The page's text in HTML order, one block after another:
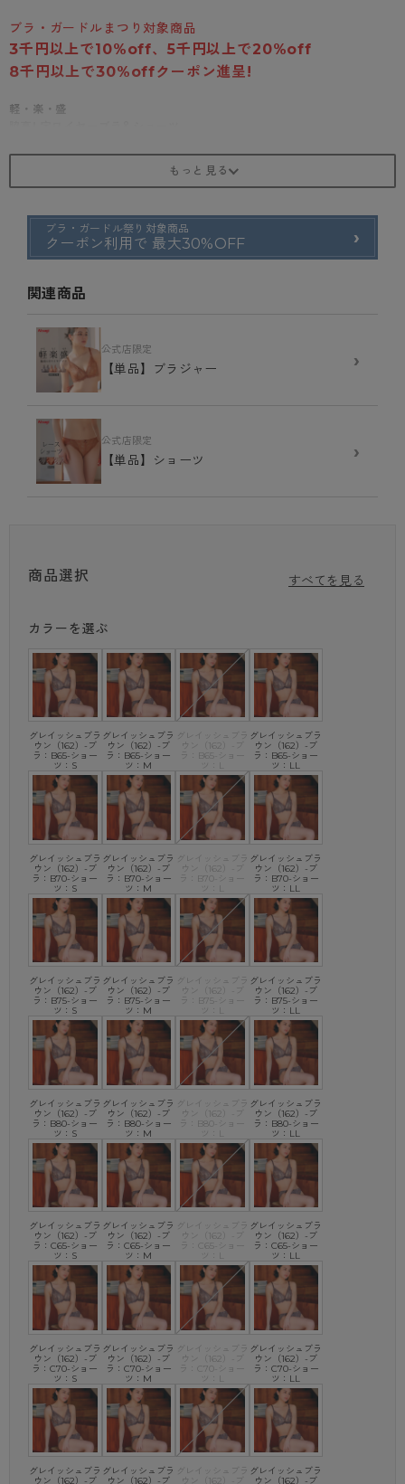
ブラ・ガードルまつり対象商品
3千円以上で10%off、5千円以上で20%off
8千円以上で30%offクーポン進呈!
軽・楽・盛
バストアップをサポート。上品な花模様が美しいブラ＆ショーツでエレガ
胸をきれいに寄せてくれるL字型のワイヤー
胸をサイドや斜め下から集めてカップに収めてくれるL字型のワイヤー
は、カップから脇に流れてしまうバストの悩みにも対応。出産・加齢など
ていないため、胸の中心部分が痛くなりにくいのも特徴。
ハミ肉を収める三角サポートと脇ボーン
カップ上部のネット状の三角サポートで、脇のハミ肉もしっかり押さえ
る。カップサイドの脇ボーンが集めたバストをキープ。ブラのズレも軽減
バストを斜め上にすくい上げ
自然にバストアップ
バストを下からすくい上げるカップ裏パネル（布）が備わり、自然に美し
いバストラインをキープ。
由。
※こちらの商品は、アツギにいただくお客様からのご意見を製品に反映
別注生産をおこなったWEB専売商品でございます。
そのため、過剰な包装を軽減しなるべく簡易的な包装とするために、
ブラ・ガードル祭り対象商品
クーポン利用で 最大30%OFF
関連商品
公式店限定
【単品】ブラジャー ›
公式店限定
【単品】ショーツ ›
商品選択 すべてを見る
カラーを選ぶ
グレイッシュブラ
ウン（162）-ブ
ラ：B65-ショー
ツ：S
グレイッシュブラ
ウン（162）-ブ
ラ：B65-ショー
ツ：M
グレイッシュブラ
ウン（162）-ブ
ラ：B65-ショー
ツ：L
グレイッシュブラ
ウン（162）-ブ
ラ：B65-ショー
ツ：LL
グレイッシュブラ
ウン（162）-ブ
ラ：B70-ショー
ツ：S
グレイッシュブラ
ウン（162）-ブ
ラ：B70-ショー
ツ：M
グレイッシュブラ
ウン（162）-ブ
ラ：B70-ショー
ツ：L
グレイッシュブラ
ウン（162）-ブ
ラ：B70-ショー
ツ：LL
グレイッシュブラ
ウン（162）-ブ
ラ：B75-ショー
ツ：S
グレイッシュブラ
ウン（162）-ブ
ラ：B75-ショー
ツ：M
グレイッシュブラ
ウン（162）-ブ
ラ：B75-ショー
ツ：L
グレイッシュブラ
ウン（162）-ブ
ラ：B75-ショー
ツ：LL
グレイッシュブラ
ウン（162）-ブ
ラ：B80-ショー
ツ：S
グレイッシュブラ
ウン（162）-ブ
ラ：B80-ショー
ツ：M
グレイッシュブラ
ウン（162）-ブ
ラ：B80-ショー
ツ：L
グレイッシュブラ
ウン（162）-ブ
ラ：B80-ショー
ツ：LL
グレイッシュブラ
ウン（162）-ブ
ラ：C65-ショー
ツ：S
グレイッシュブラ
ウン（162）-ブ
ラ：C65-ショー
ツ：M
グレイッシュブラ
ウン（162）-ブ
ラ：C65-ショー
ツ：L
グレイッシュブラ
ウン（162）-ブ
ラ：C65-ショー
ツ：LL
グレイッシュブラ
ウン（162）-ブ
ラ：C70-ショー
ツ：S
グレイッシュブラ
ウン（162）-ブ
ラ：C70-ショー
ツ：M
グレイッシュブラ
ウン（162）-ブ
ラ：C70-ショー
ツ：L
グレイッシュブラ
ウン（162）-ブ
ラ：C70-ショー
ツ：LL
グレイッシュブラ
ウン（162）-ブ
グレイッシュブラ
ウン（162）-ブ
グレイッシュブラ
ウン（162）-ブ
グレイッシュブラ
ウン（162）-ブ